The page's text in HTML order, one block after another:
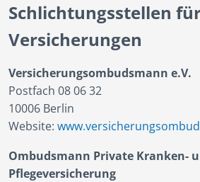
Schlichtungsstellen
Versicherungen
Versicherungsombudsmann e.V.
Postfach 08 06 32
10006 Berlin
Website:
Ombudsmann Private Kranken-
Pflegeversicherung